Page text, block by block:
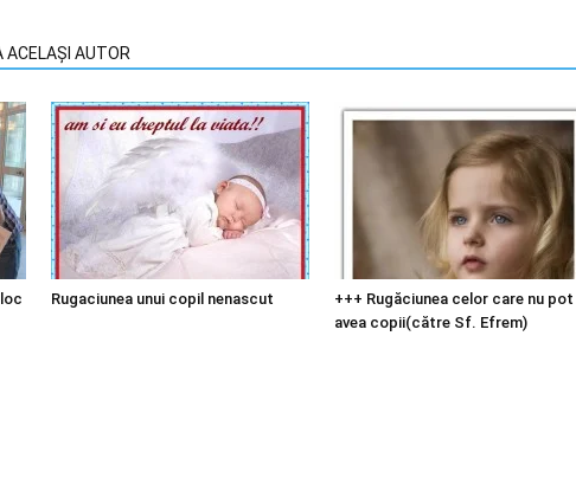
ACELAȘI AUTOR
Rugaciunea unui copil nenascut
+++ Rugăciunea celor care nu pot
avea copii(către Sf. Efrem)